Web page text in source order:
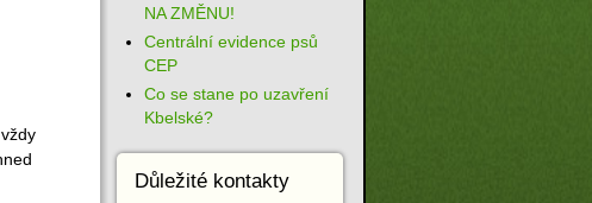
NA ZMĚNU!
Centrální evidence psů
CEP
Co se stane po uzavření
Kbelské?
Důležité kontakty